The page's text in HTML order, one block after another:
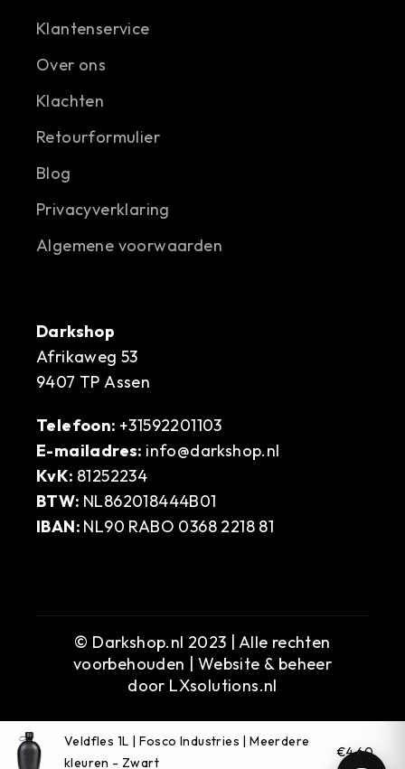
Klantenservice
Over ons
Klachten
Retourformulier
Blog
Privacyverklaring
Algemene voorwaarden
Darkshop
Afrikaweg 53
9407 TP Assen
Telefoon: +31592201103
E-mailadres: info@darkshop.nl
KvK: 81252234
BTW: NL862018444B01
IBAN: NL90 RABO 0368 2218 81
© Darkshop.nl 2023 | Alle rechten
voorbehouden | Website & beheer
door LXsolutions.nl
Veldfles 1L | Fosco Industries | Meerdere
kleuren - Zwart
€4,60